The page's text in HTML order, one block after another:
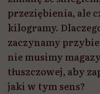
przeziębienia, ale
kilogramy.
zaczynamy
nie musimy
tłuszczowej, aby
jaki w tym sens?